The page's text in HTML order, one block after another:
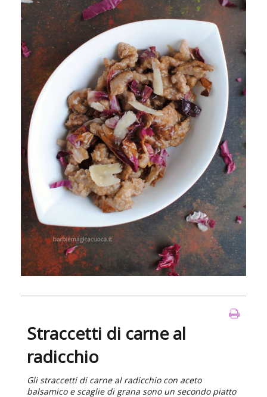
Straccetti di carne al
radicchio
Gli straccetti di carne al radicchio con aceto
balsamico e scaglie di grana sono un secondo piatto